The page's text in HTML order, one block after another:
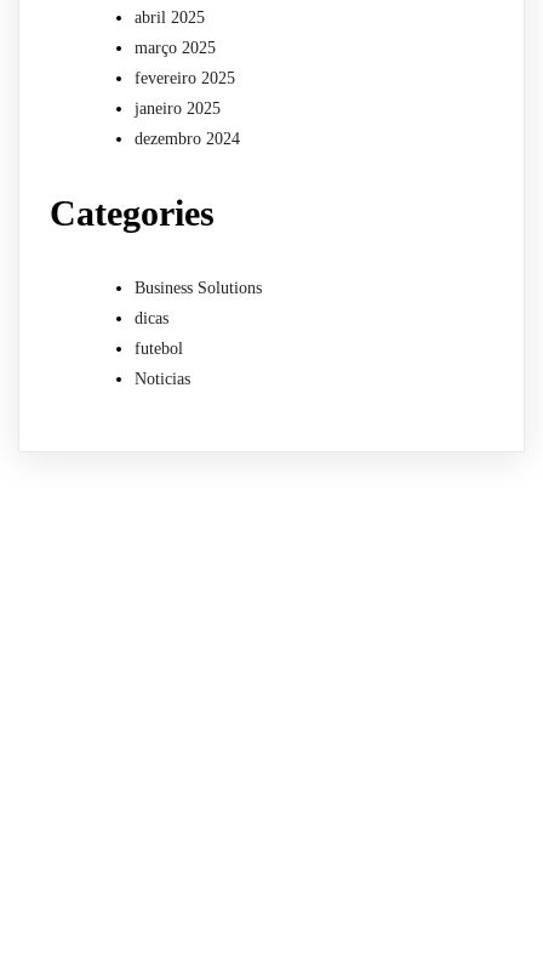
abril 2025
março 2025
fevereiro 2025
janeiro 2025
dezembro 2024
Categories
Business Solutions
dicas
futebol
Noticias